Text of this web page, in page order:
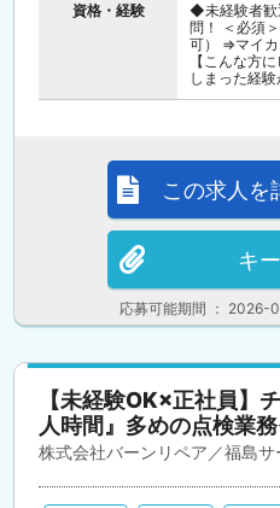
資格・経験
◆未経験者歓
問！ ＜必須
可） ⇒マイカ
【こんな方
しまった経験
応募可能期間 ：
この求人を
キ
【未経験OK×正社員】
人時間』多めの点検業
株式会社バーンリペア／福島サ